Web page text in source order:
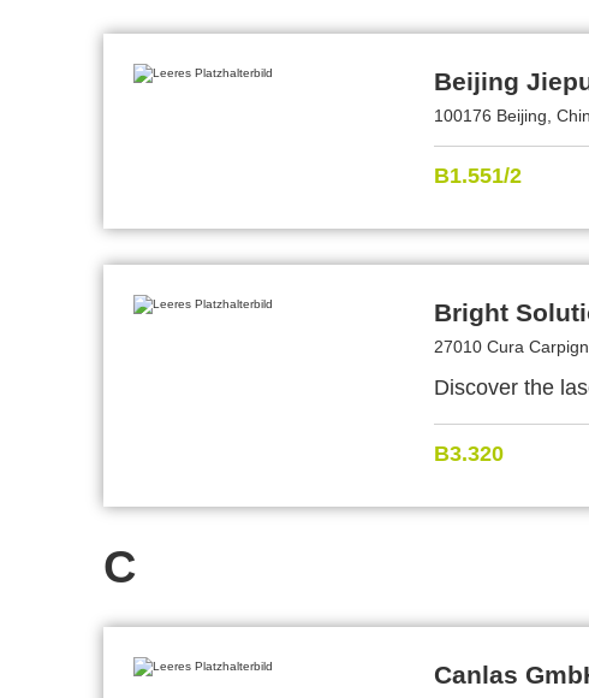
Beijing
100176 Beijing,
B1.551/2
Bright
27010 Cura
Discover the
B3.320
C
Canlas